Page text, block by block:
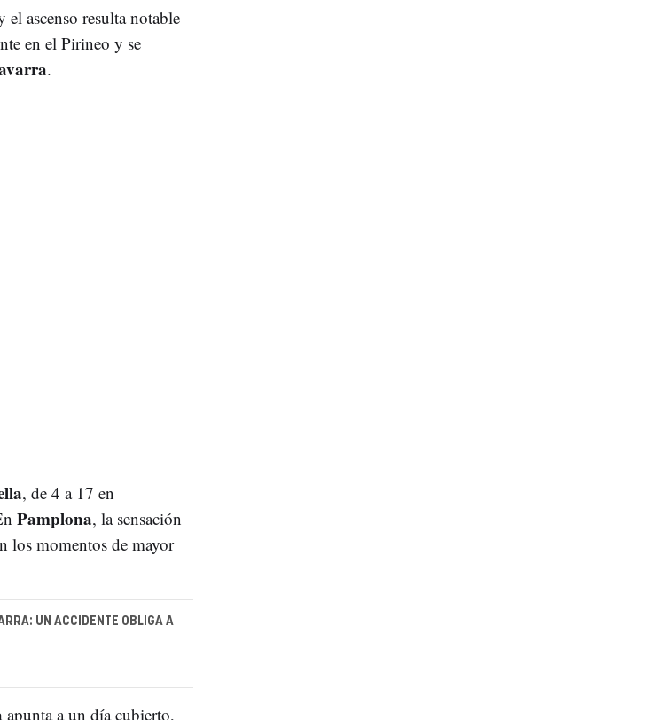
ascenso resulta notable
en el Pirineo y se
.
, de 4 a 17 en
Pamplona, la sensación
los momentos de mayor
UN ACCIDENTE OBLIGA A
apunta a un día cubierto,